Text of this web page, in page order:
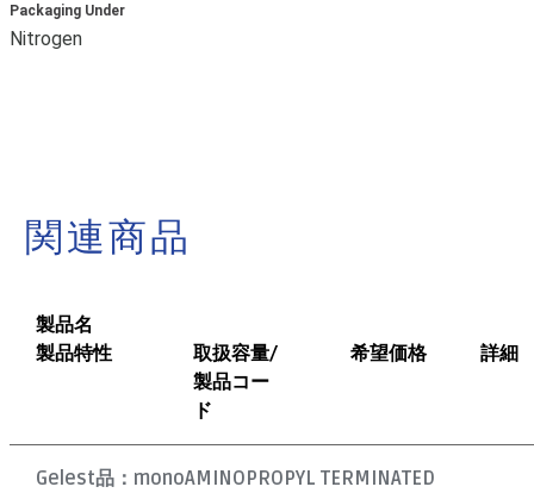
Packaging Under
Nitrogen
関連商品
製品名
製品特性
取扱容量/
製品コー
ド
希望価格 詳細
Gelest品： monoAMINOPROPYL TERMINATED